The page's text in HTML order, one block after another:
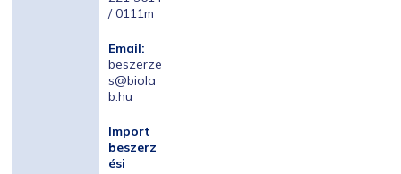
/ 0111m
Email:
beszerze
s@biola
b.hu
Import
beszerz
ési